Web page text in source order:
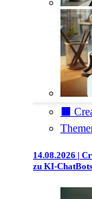
⬛️
14.08.2026 |
zu KI-